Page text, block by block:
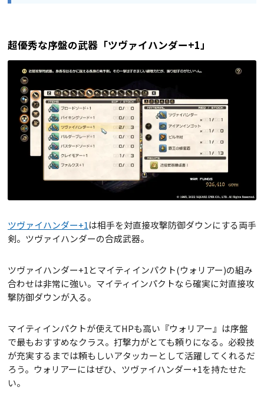
超優秀な序盤の武器「ツヴァイハンダー+1」
ツヴァイハンダー+1は相手を対直接攻撃防御ダウンにする両手
剣。ツヴァイハンダーの合成武器。
ツヴァイハンダー+1とマイティインパクト(ウォリアー)の組み
合わせは非常に強い。マイティインパクトなら確実に対直接攻
撃防御ダウンが入る。
マイティインパクトが使えてHPも高い『ウォリアー』は序盤
で最もおすすめなクラス。打撃力がとても頼りになる。必殺技
が充実するまでは頼もしいアタッカーとして活躍してくれるだ
ろう。ウォリアーにはぜひ、ツヴァイハンダー+1を持たせた
い。